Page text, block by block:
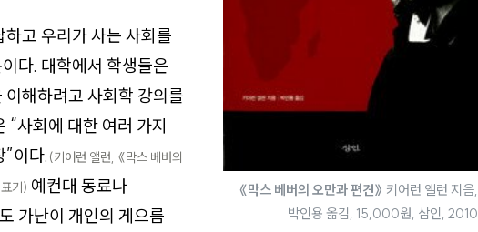
《막스 베버의 오만과 편견》 키어런 앨런 지음,
박인용 옮김, 15,000원, 삼인, 2010
고 우리가 사는 사회를
다. 대학에서 학생들은
해하려고 사회학 강의를
“사회에 대한 여러 가지
이다. (키어런 앨런, 《막스 베버의
기) 예컨대 동료나
가난이 개인의 게으름